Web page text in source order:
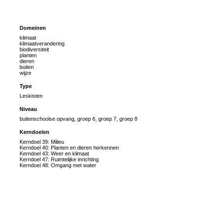
Domeinen
klimaat
klimaatverandering
biodiversiteit
planten
dieren
buiten
wijze
Type
Leskisten
Niveau
buitenschoolse opvang, groep 6, groep 7, groep 8
Kerndoelen
Kerndoel 39: Milieu
Kerndoel 40: Planten en dieren herkennen
Kerndoel 43: Weer en klimaat
Kerndoel 47: Ruimtelijke inrichting
Kerndoel 48: Omgang met water